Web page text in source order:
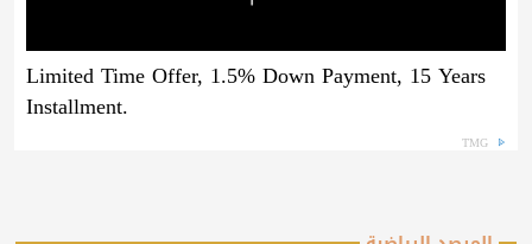
Limited Time Offer, 1.5% Down Payment, 15 Years
Installment.
TMG